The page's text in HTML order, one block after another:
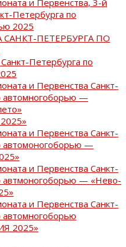
Петербурга по
2025
САНКТ-ПЕТЕРБУРГА ПО
Петербурга по
и Первенства Санкт-
автомногоборью —
и Первенства Санкт-
автомоногоборью —
и Первенства Санкт-
автмоногоборью — «Нево-
и Первенства Санкт-
автомногоборью
2025»